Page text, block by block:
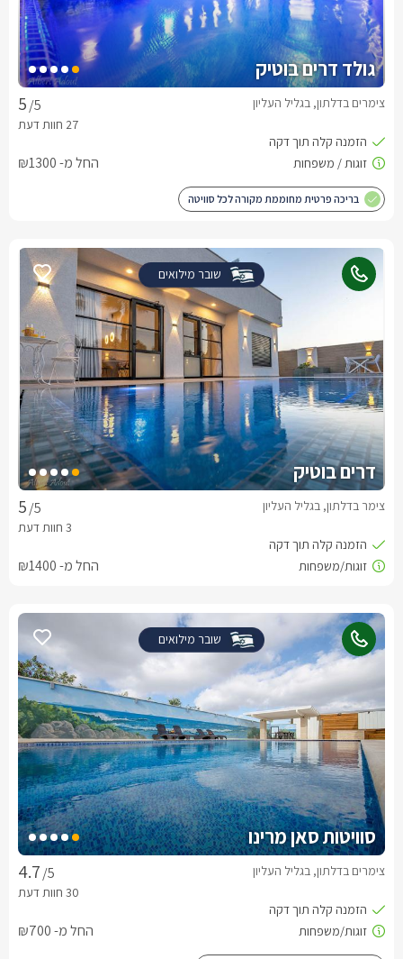
גולד דרים בוטיק
/5 צימרים בדלתון, בגליל העליון
החל מ- ₪1300
בריכה פרטית מחוממת מקורה לכל סוויטה
שובר מילואים
דרים בוטיק
/5 צימר בדלתון, בגליל העליון
החל מ- ₪1400
שובר מילואים
סוויטות סאן מרינו
/5 צימרים בדלתון, בגליל העליון
החל מ- ₪700